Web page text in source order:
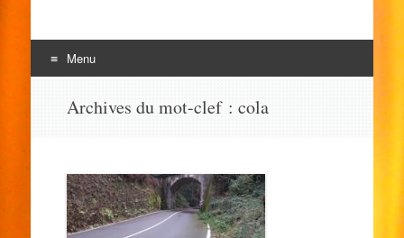
Menu
Archives du mot-clef : cola